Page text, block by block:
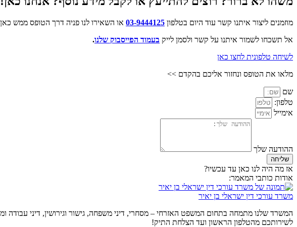
מוזמנים ליצור איתנו קשר עוד היום בטלפון 03-9444125 או השאירו לנו פניה דרך הטופס ממש
אל תשכחו לשמור איתנו על קשר ולסמן לייק בעמוד הפייסבוק שלנו.
לשיחה טלפונית לחצו כאן
מלאו את הטופס ונחזור אליכם בהקדם >>
שם
טלפון:
אימייל
ההודעה שלך
שליחה
אז מה היה לנו כאן עד עכשיו?
אודות כותבי המאמר:
משרד עורכי דין ישראלי בן יאיר
המשרד שלנו מתמחה בתחום המשפט האזרחי – מסחרי, דיני משפחה, גישור וגירושין, דיני עבודה
לשירותכם מהטלפון הראשון ועד הצלחת התיק!